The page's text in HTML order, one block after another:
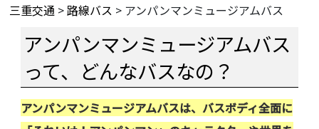
三重交通 > 路線バス > アンパンマンミュージアムバス
アンパンマンミュージアムバス
って、どんなバスなの？
アンパンマンミュージアムバスは、バスボディ全面に